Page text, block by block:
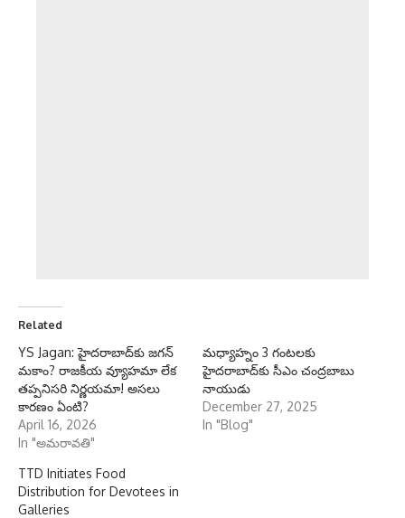
Related
YS Jagan: హైదరాబాద్‌కు జగన్
మకాం? రాజకీయ వ్యూహమా లేక
తప్పనిసరి నిర్ణయమా! అసలు
కారణం ఏంటి?
April 16, 2026
In "అమరావతి"
మధ్యాహ్నం 3 గంటలకు
హైదరాబాద్‌కు సీఎం చంద్రబాబు
నాయుడు
December 27, 2025
In "Blog"
TTD Initiates Food
Distribution for Devotees in
Galleries